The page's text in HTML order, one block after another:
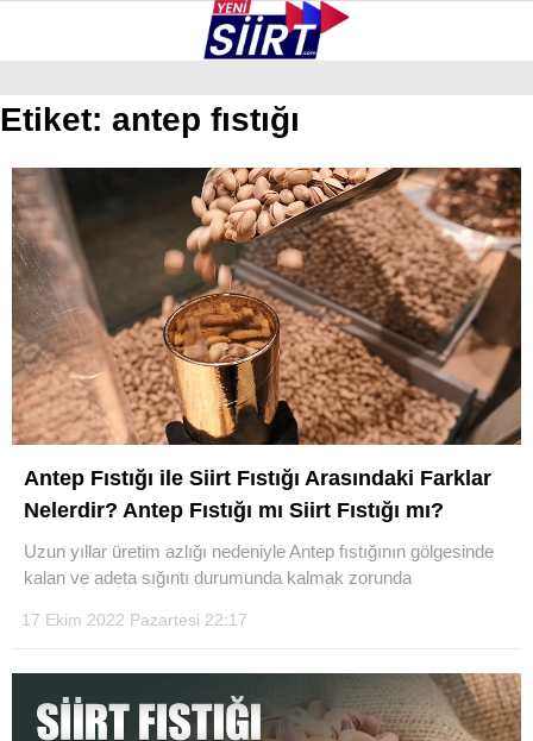
WhatsApp İhbar Hattı
GALERİ VİDEO YAZARLAR
KURTALAN
ERUH
BAYKAN
PERVARI
ŞIRVAN
TILLO
GÜNDEM
Etiket: antep fıstığı
Antep Fıstığı ile Siirt Fıstığı Arasındaki Farklar
Nelerdir? Antep Fıstığı mı Siirt Fıstığı mı?
Uzun yıllar üretim azlığı nedeniyle Antep fıstığının gölgesinde
kalan ve adeta sığıntı durumunda kalmak zorunda
17 Ekim 2022 Pazartesi 22:17